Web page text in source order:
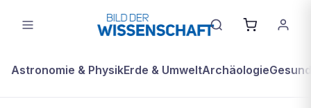
Astronomie & PhysikErde & UmweltArchäologie